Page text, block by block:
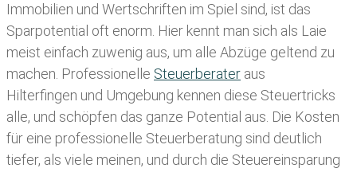
Immobilien und Wertschriften im Spiel sind, ist das
Sparpotential oft enorm. Hier kennt man sich als Laie
meist einfach zuwenig aus, um alle Abzüge geltend zu
machen. Professionelle Steuerberater aus
Hilterfingen und Umgebung kennen diese Steuertricks
alle, und schöpfen das ganze Potential aus. Die Kosten
für eine professionelle Steuerberatung sind deutlich
tiefer, als viele meinen, und durch die Steuereinsparung